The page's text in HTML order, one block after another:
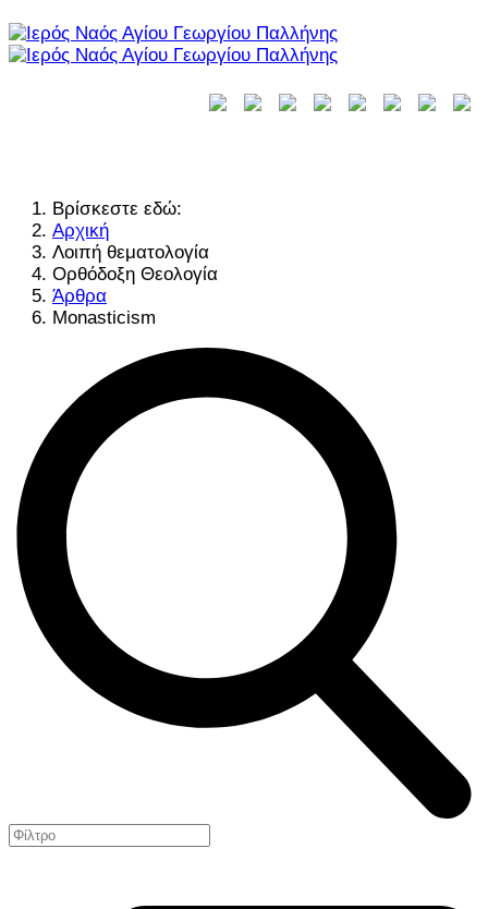
Βρίσκεστε εδώ:
Αρχική
Λοιπή θεματολογία
Ορθόδοξη Θεολογία
Άρθρα
Monasticism